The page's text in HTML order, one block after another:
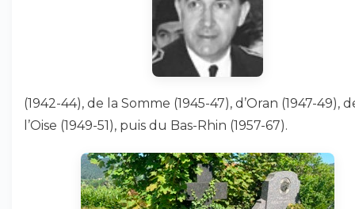
(1942-44), de la Somme (1945-47), d’Oran (1947-49),
l’Oise (1949-51), puis du Bas-Rhin (1957-67).